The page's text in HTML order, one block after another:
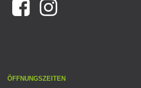
ÖFFNUNGSZEITEN